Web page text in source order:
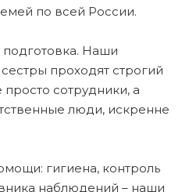
по всей России.
Наши
проходят строгий
сотрудники, а
люди, искренне
гигиена, контроль
наблюдений – наши